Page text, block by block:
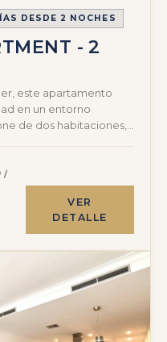
DESDE 2 NOCHES
- 2
este apartamento
en un entorno
de dos habitaciones,
/
VER
DETALLE